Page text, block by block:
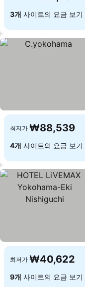
3개 사이트의 요금 보기
최저가 ₩88,539
4개 사이트의 요금 보기
최저가 ₩40,622
9개 사이트의 요금 보기